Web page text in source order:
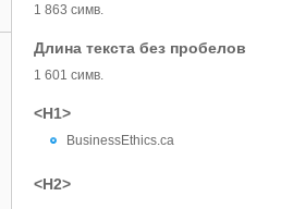
1 863 симв.
Длина текста без пробелов
1 601 симв.
<H1>
BusinessEthics.ca
<H2>